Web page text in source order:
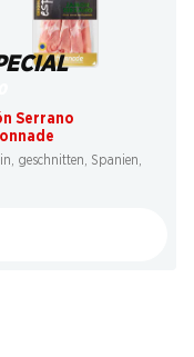
Serrano
geschnitten, Spanien,